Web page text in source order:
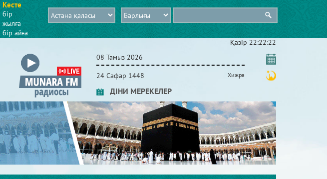
Кесте
бір
жылға
бір айға
Қазір 22:22:22
08 Тамыз 2026
24 Сафар 1448 Хижра
ДІНИ МЕРЕКЕЛЕР